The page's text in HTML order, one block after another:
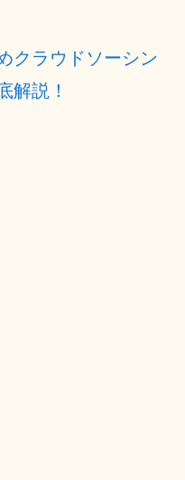
クラウドソーシン
解説！